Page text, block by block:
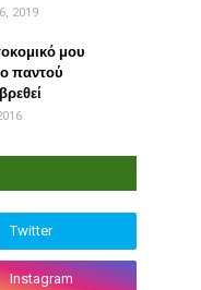
2019
μου
παντού